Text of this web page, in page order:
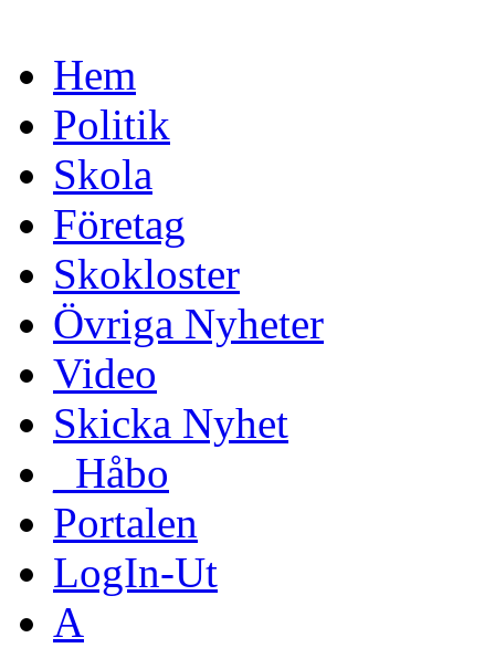
Hem
Politik
Skola
Företag
Skokloster
Övriga Nyheter
Video
Skicka Nyhet
_Håbo
Portalen
LogIn-Ut
A